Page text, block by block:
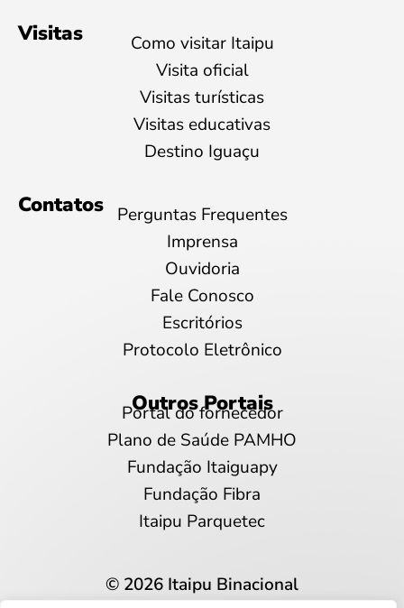
Visitas
Como visitar Itaipu
Visita oficial
Visitas turísticas
Visitas educativas
Destino Iguaçu
Contatos
Perguntas Frequentes
Imprensa
Ouvidoria
Fale Conosco
Escritórios
Protocolo Eletrônico
Outros Portais
Portal do fornecedor
Plano de Saúde PAMHO
Fundação Itaiguapy
Fundação Fibra
Itaipu Parquetec
© 2026 Itaipu Binacional